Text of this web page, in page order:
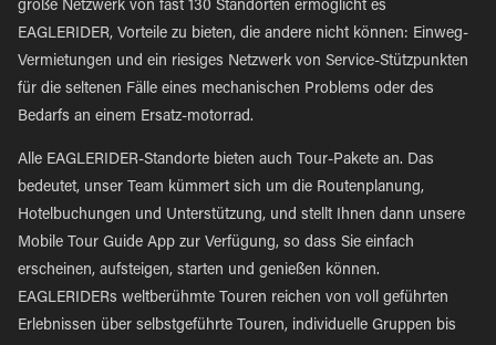
große Netzwerk von fast 130 Standorten ermöglicht es
EAGLERIDER, Vorteile zu bieten, die andere nicht können: Einweg-
Vermietungen und ein riesiges Netzwerk von Service-Stützpunkten
für die seltenen Fälle eines mechanischen Problems oder des
Bedarfs an einem Ersatz-motorrad.
Alle EAGLERIDER-Standorte bieten auch Tour-Pakete an. Das
bedeutet, unser Team kümmert sich um die Routenplanung,
Hotelbuchungen und Unterstützung, und stellt Ihnen dann unsere
Mobile Tour Guide App zur Verfügung, so dass Sie einfach
erscheinen, aufsteigen, starten und genießen können.
EAGLERIDERs weltberühmte Touren reichen von voll geführten
Erlebnissen über selbstgeführte Touren, individuelle Gruppen bis